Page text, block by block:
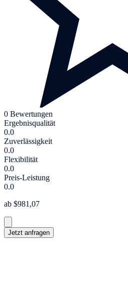
0 Bewertungen
Ergebnisqualität
0.0
Zuverlässigkeit
0.0
Flexibilität
0.0
Preis-Leistung
0.0
ab $981,07
Jetzt anfragen